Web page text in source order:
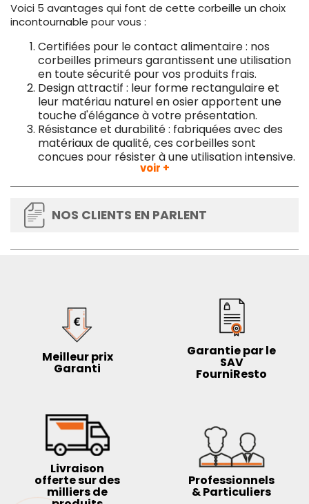
Voici 5 avantages qui font de cette corbeille un choix
incontournable pour vous :
Certifiées pour le contact alimentaire : nos
corbeilles primeurs garantissent une utilisation
en toute sécurité pour vos produits frais.
Design attractif : leur forme rectangulaire et
leur matériau naturel en osier apportent une
touche d'élégance à votre présentation.
Résistance et durabilité : fabriquées avec des
matériaux de qualité, ces corbeilles sont
conçues pour résister à une utilisation intensive.
Facilité d'entretien : les corbeilles en osier sont
faciles à nettoyer et à entretenir, assurant ainsi
une hygiène optimale.
Polyvalence : que vous soyez primeur, marché
bio, hypermarché ou traiteur, ces corbeilles
mettent en valeur vos produits frais.
optimale et en toute confiance. Mettez en avant vos
produits frais et profitez d'une présentation attractive
qui ne laissera personne indifférent.
voir +
NOS CLIENTS EN PARLENT
Meilleur prix
Garanti
Garantie par le
SAV
FourniResto
Livraison
offerte sur des
milliers de
Professionnels
& Particuliers